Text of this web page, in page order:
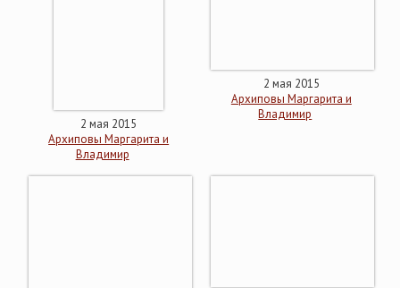
2 мая 2015
Архиповы Маргарита и
Владимир
2 мая 2015
Архиповы Маргарита и
Владимир